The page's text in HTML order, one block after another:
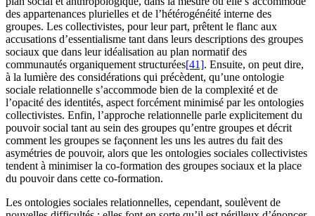
des appartenances plurielles et de l’hétérogénéité interne des
groupes. Les collectivistes, pour leur part, prêtent le flanc aux
accusations d’essentialisme tant dans leurs descriptions des groupes
sociaux que dans leur idéalisation au plan normatif des
communautés organiquement structurées[41]. Ensuite, on peut dire,
à la lumière des considérations qui précèdent, qu’une ontologie
sociale relationnelle s’accommode bien de la complexité et de
l’opacité des identités, aspect forcément minimisé par les ontologies
collectivistes. Enfin, l’approche relationnelle parle explicitement du
pouvoir social tant au sein des groupes qu’entre groupes et décrit
comment les groupes se façonnent les uns les autres du fait des
asymétries de pouvoir, alors que les ontologies sociales collectivistes
tendent à minimiser la co-formation des groupes sociaux et la place
du pouvoir dans cette co-formation.
Les ontologies sociales relationnelles, cependant, soulèvent de